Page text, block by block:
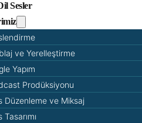
Sesler
ve Yerelleştirme
Yapım
Prodüksiyonu
Düzenleme ve Miksaj
Tasarımı